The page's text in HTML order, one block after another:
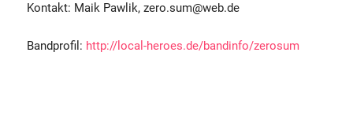
Kontakt: Maik Pawlik, zero.sum@web.de
Bandprofil: http://local-heroes.de/bandinfo/zerosum